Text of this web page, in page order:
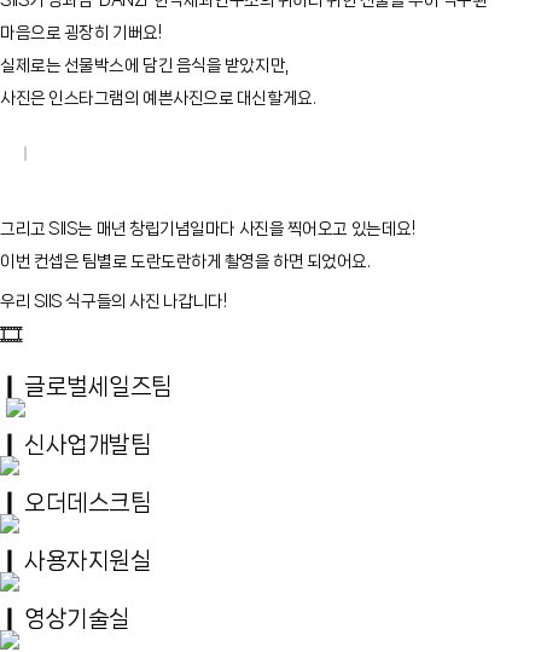
마음으로 굉장히 기뻐요!
실제로는 선물박스에 담긴 음식을 받았지만,
사진은 인스타그램의 예쁜사진으로 대신할게요.
그리고 SIIS는 매년 창립기념일마다 사진을 찍어오고 있는데요!
이번 컨셉은 팀별로 도란도란하게 촬영을 하면 되었어요.
우리 SIIS 식구들의 사진 나갑니다!
🎞️
❙글로벌세일즈팀
신사업개발팀
오더데스크팀
❙ 사용자지원실
❙ 영상기술실